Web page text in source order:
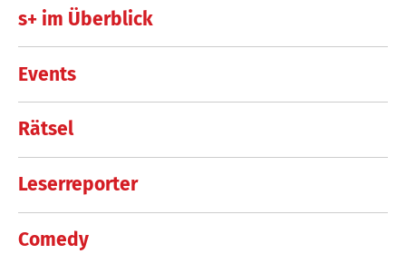
s+ im Überblick
Events
Rätsel
Leserreporter
Comedy